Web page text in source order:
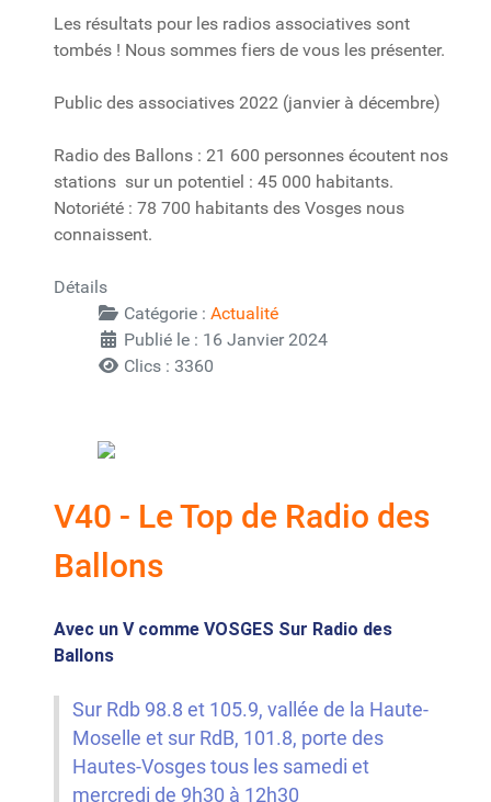
Les résultats pour les radios associatives sont
tombés ! Nous sommes fiers de vous les présenter.
Public des associatives 2022 (janvier à décembre)
Radio des Ballons : 21 600 personnes écoutent nos
stations sur un potentiel : 45 000 habitants.
Notoriété : 78 700 habitants des Vosges nous
connaissent.
Détails
Catégorie : Actualité
Publié le : 16 Janvier 2024
Clics : 3360
V40 - Le Top de Radio des
Ballons
Avec un V comme VOSGES Sur Radio des
Ballons
Sur Rdb 98.8 et 105.9, vallée de la Haute-
Moselle et sur RdB, 101.8, porte des
Hautes-Vosges tous les samedi et
mercredi de 9h30 à 12h30